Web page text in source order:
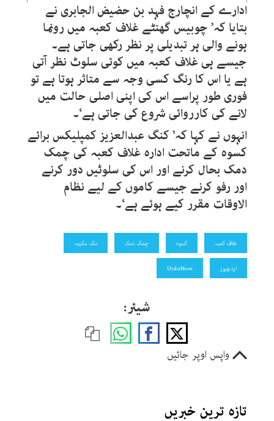
ادارے کے انچارج فہد بن حضیض الجابری نے
بتایا کہ’ چوبیس گھنٹے غلاف کعبہ میں رونما
ہونے والی ہر تبدیلی پر نظر رکھی جاتی ہے۔
جیسے ہی غلاف کعبہ میں کوئی سلوٹ نظر آتی
ہے یا اس کا رنگ کسی وجہ سے متاثر ہوتا ہے تو
فوری طور پراسے اس کی اپنی اصلی حالت میں
لانے کی کارروائی شروع کی جاتی ہے‘۔
انہوں نے کہا کہ’ کنگ عبدالعزیز کمپلیکس برائے
کسوہ کے ماتحت ادارہ غلاف کعبہ کی چمک
دمک بحال کرنے اور اس کی سلوٹیں دور کرنے
اور رفو کرنے جیسے کاموں کے لیے نظام
الاوقات مقرر کیے ہوئے ہے‘۔
غلاف کعبہ کسوہ چمک دمک مکہ مکرمہ
اردونیوز UrduNews
شیئر:
واپس اوپر جائیں
تازہ ترین خبریں